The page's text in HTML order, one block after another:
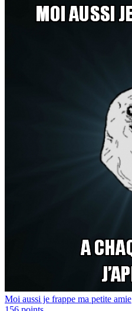
Moi aussi je frappe ma petite amie